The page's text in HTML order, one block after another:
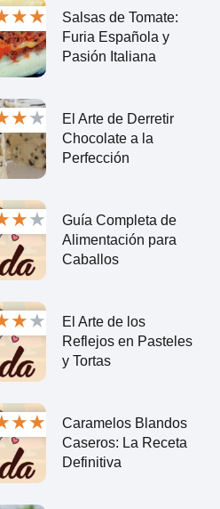
★★
Salsas de Tomate:
Furia Española y
Pasión Italiana
★★
El Arte de Derretir
Chocolate a la
Perfección
★★
Guía Completa de
Alimentación para
Caballos
★★
El Arte de los
Reflejos en Pasteles
y Tortas
★★
Caramelos Blandos
Caseros: La Receta
Definitiva